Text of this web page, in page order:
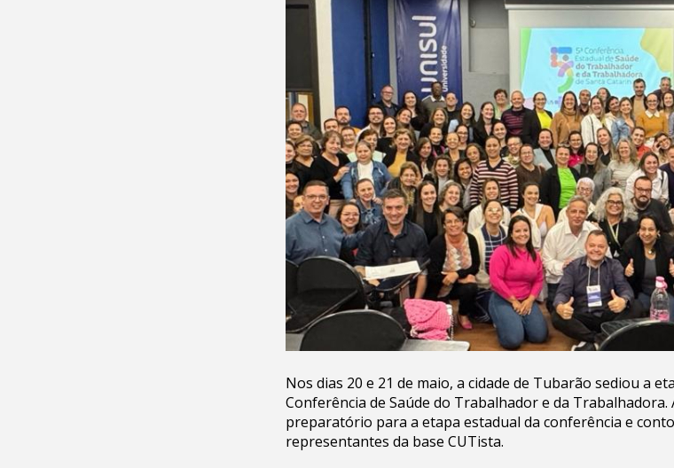
Nos dias 20 e 21 de maio, a cidade de Tubarão sediou a
Conferência de Saúde do Trabalhador e da
preparatório para a etapa estadual da conferência e
representantes da base CUTista.